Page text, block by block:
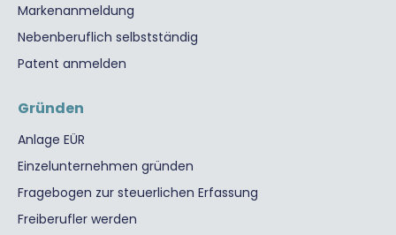
Markenanmeldung
Nebenberuflich selbstständig
Patent anmelden
Gründen
Anlage EÜR
Einzelunternehmen gründen
Fragebogen zur steuerlichen Erfassung
Freiberufler werden